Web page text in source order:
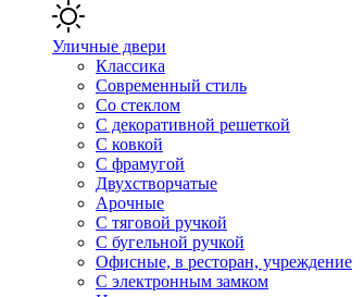
Уличные двери
Классика
Современный стиль
Со стеклом
С декоративной решеткой
С ковкой
С фрамугой
Двухстворчатые
Арочные
С тяговой ручкой
С бугельной ручкой
Офисные, в ресторан, учреждение
С электронным замком